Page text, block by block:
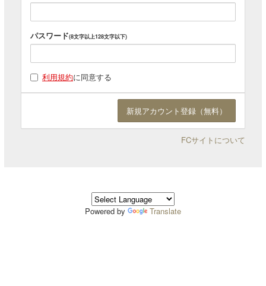
パスワード(8文字以上128文字以下)
利用規約に同意する
FCサイトについて
Powered by Translate